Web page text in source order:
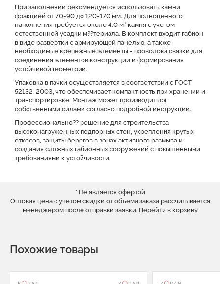
При заполнении рекомендуется использовать камни
фракцией от 70-90 до 120-170 мм. Для полноценного
наполнения требуется около 4.0 м³ камня с учетом
естественной усадки м??териала. В комплект входит габион
в виде развертки с армирующей панелью, а также
необходимые крепежные элементы - проволока связки для
соединения элементов конструкции и формирования
устойчивой геометрии.
Упаковка в пачки осуществляется в соответствии с ГОСТ
52132-2003, что обеспечивает компактность при хранении и
транспортировке. Монтаж может производиться
собственными силами согласно подробной инструкции.
Профессионально?? решение для строительства
высоконагруженных подпорных стен, укрепления крутых
откосов, защиты берегов в зонах активного размыва и
создания сложных габионных сооружений с повышенными
требованиями к устойчивости.
* Не является офертой
Оптовая цена с учетом скидки от объема заказа рассчитывается
менеджером после отправки заявки. Перейти в корзину
Похожие товары